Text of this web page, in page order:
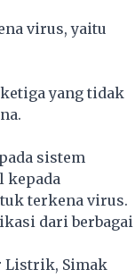
virus, yaitu
yang tidak
sistem
kepada
terkena virus.
dari berbagai
Listrik, Simak